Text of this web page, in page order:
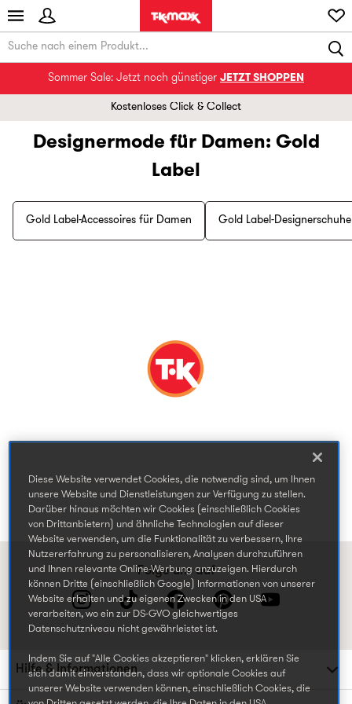
Sommer Sale: Jetzt noch günstiger JETZT SHOPPEN
Kostenloses Click & Collect
Designermode für Damen: Gold
Label
Gold Label-Accessoires für Damen Gold Label-Designerschuhe
Folge uns auf
Hilfe & Informationen
Diese Website verwendet Cookies, die notwendig sind, um Ihnen
unsere Website und Dienstleistungen zur Verfügung zu stellen.
Darüber hinaus möchten wir Cookies (einschließlich Cookies
von Drittanbietern) und ähnliche Technologien auf dieser
Website verwenden, um die Funktionalität zu verbessern, Ihre
Nutzererfahrung zu personalisieren, Analysen durchzuführen
und Ihnen relevante Online-Werbung anzuzeigen. Hierdurch
können Dritte (einschließlich Google) Informationen von unserer
Website erhalten und zu eigenen Zwecken in den USA
verarbeiten, wo ein zur DS-GVO gleichwertiges
Datenschutzniveau nicht gewährleistet ist.
Indem Sie auf "Alle Cookies akzeptieren" klicken, erklären Sie
sich damit einverstanden, dass wir optionale Cookies auf
unserer Website verwenden können, einschließlich Cookies, die